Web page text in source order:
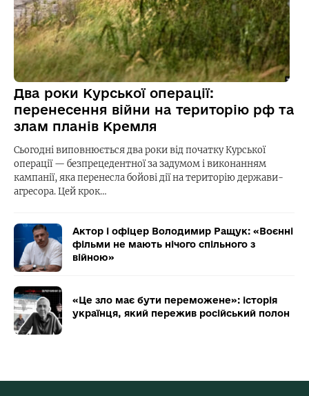
Два роки Курської операції:
перенесення війни на територію рф та
злам планів Кремля
Сьогодні виповнюється два роки від початку Курської
операції — безпрецедентної за задумом і виконанням
кампанії, яка перенесла бойові дії на територію держави-
агресора. Цей крок…
Актор і офіцер Володимир Ращук: «Воєнні
фільми не мають нічого спільного з
війною»
«Це зло має бути переможене»: історія
українця, який пережив російський полон